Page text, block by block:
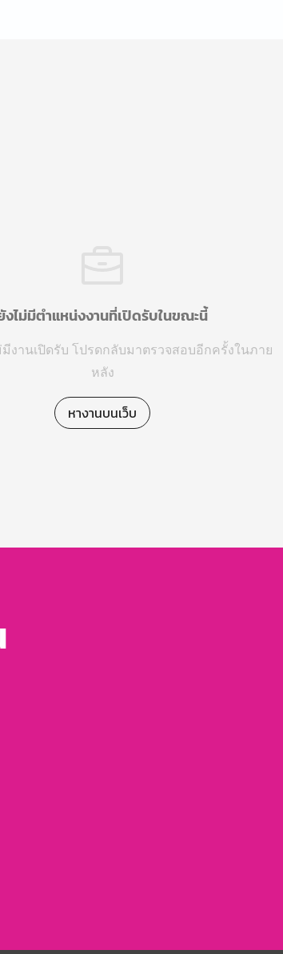
งไม่มีตำแหน่งงานที่เปิดรับในขณะนี้
งานเปิดรับ โปรดกลับมาตรวจสอบอีกครั้งในภาย
หลัง
หางานบนเว็บ